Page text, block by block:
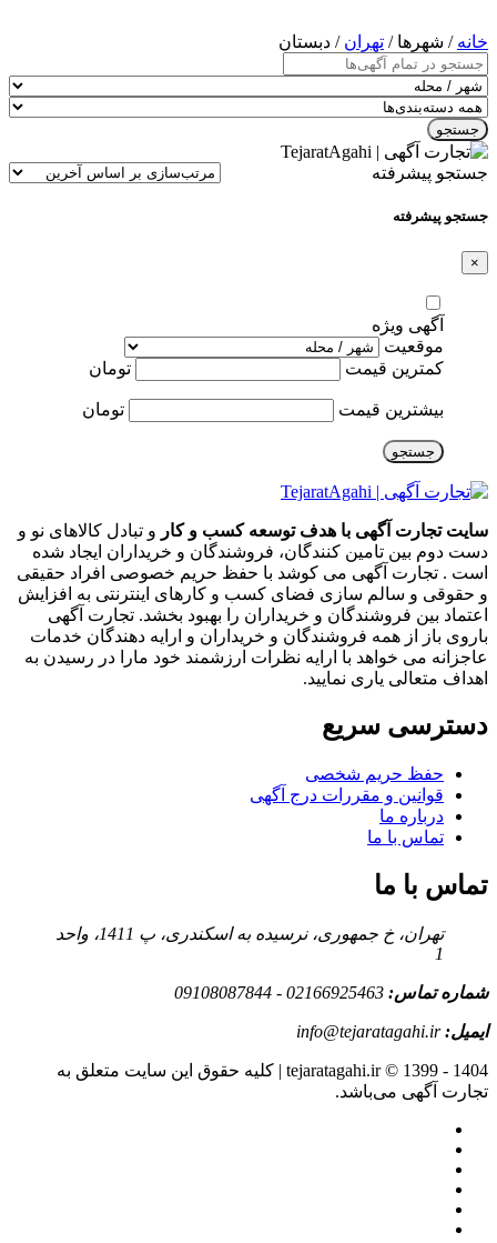
خانه / شهرها / تهران / دبستان
جستجو
جستجو پیشرفته
جستجو پیشرفته
×
آگهی ویژه
موقعیت
کمترین قیمت
تومان
بیشترین قیمت تومان
جستجو
سایت تجارت آگهی با هدف توسعه کسب و کار و تبادل کالاهای نو و
دست دوم بین تامین کنندگان، فروشندگان و خریداران ایجاد شده
است . تجارت آگهی می کوشد با حفظ حریم خصوصی افراد حقیقی
و حقوقی و سالم سازی فضای کسب و کارهای اینترنتی به افزایش
اعتماد بین فروشندگان و خریداران را بهبود بخشد. تجارت آگهی
باروی باز از همه فروشندگان و خریداران و ارایه دهندگان خدمات
عاجزانه می خواهد با ارایه نظرات ارزشمند خود مارا در رسیدن به
اهداف متعالی یاری نمایید.
دسترسی سریع
حفظ حریم شخصی
قوانین و مقررات درج آگهی
درباره ما
تماس با ما
تماس با ما
تهران، خ جمهوری، نرسیده به اسکندری، پ 1411، واحد
1
شماره تماس: 02166925463 - 09108087844
ایمیل:info@tejaratagahi.ir
tejaratagahi.ir © 1399 - 1404 | کلیه حقوق این سایت متعلق به
تجارت آگهی می‌باشد.